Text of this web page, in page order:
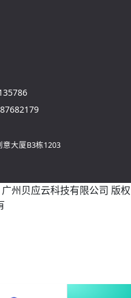
大厦B3栋1203
州贝应云科技有限公司 版权